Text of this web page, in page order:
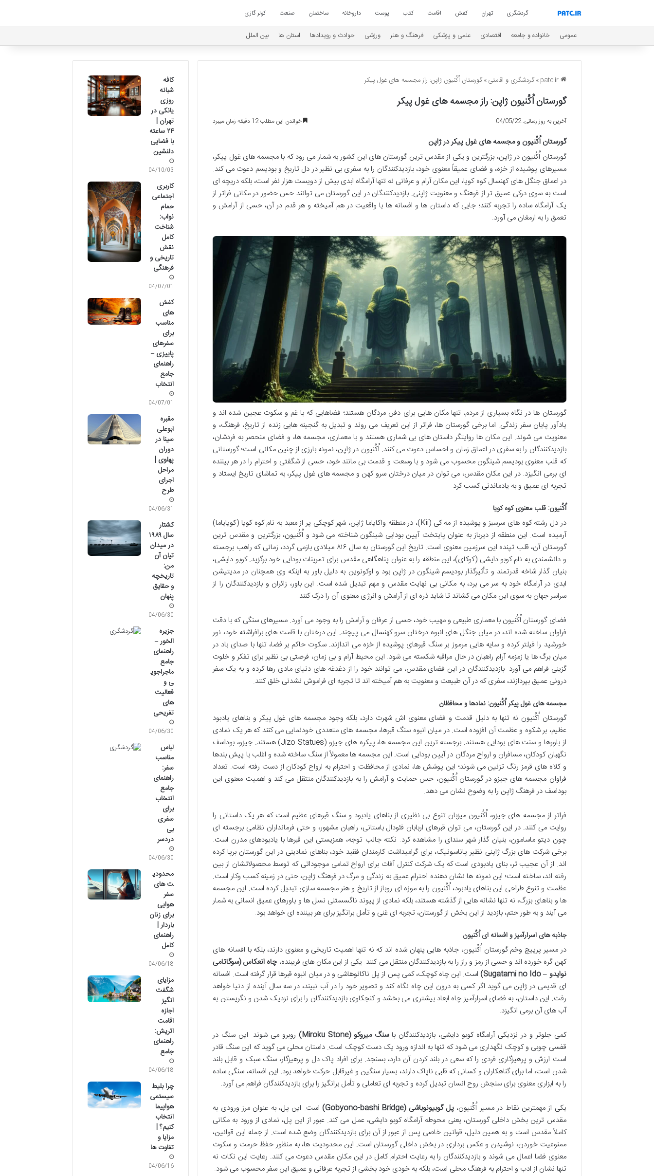
گردشگری تهران کفش اقامت کتاب پوست داروخانه ساختمان صنعت کولر گازی
عمومی خانواده و جامعه اقتصادی علمی و پزشکی فرهنگ و هنر ورزشی حوادث و رویدادها استان ها بین الملل
patc.ir
» گردشگری و اقامتی » گورستان اُکُنیون ژاپن: راز مجسمه های غول پیکر
گورستان اُکُنیون ژاپن: راز مجسمه های غول پیکر
آخرین به روز رسانی: 04/05/22 خواندن این مطلب 12 دقیقه زمان میبرد
گورستان اُکُنیون و مجسمه های غول پیکر در ژاپن
گورستان اُکُنیون در ژاپن، بزرگترین و یکی از مقدس ترین گورستان های این کشور به شمار می رود که با مجسمه های غول پیکر،
مسیرهای پوشیده از خزه، و فضای عمیقاً معنوی خود، بازدیدکنندگان را به سفری بی نظیر در دل تاریخ و بودیسم دعوت می کند.
در اعماق جنگل های کهنسال کوه کویا، این مکان آرام و عرفانی نه تنها آرامگاه ابدی بیش از دویست هزار نفر است، بلکه دریچه ای
است به سوی درکی عمیق تر از فرهنگ و معنویت ژاپنی. بازدیدکنندگان در این گورستان می توانند حس حضور در مکانی فراتر از
یک آرامگاه ساده را تجربه کنند؛ جایی که داستان ها و افسانه ها با واقعیت در هم آمیخته و هر قدم در آن، حسی از آرامش و
تعمق را به ارمغان می آورد.
گورستان ها در نگاه بسیاری از مردم، تنها مکان هایی برای دفن مردگان هستند؛ فضاهایی که با غم و سکوت عجین شده اند و
یادآور پایان سفر زندگی. اما برخی گورستان ها، فراتر از این تعریف می روند و تبدیل به گنجینه هایی زنده از تاریخ، فرهنگ، و
معنویت می شوند. این مکان ها روایتگر داستان های بی شماری هستند و با معماری، مجسمه ها، و فضای منحصر به فردشان،
بازدیدکنندگان را به سفری در اعماق زمان و احساس دعوت می کنند. اُکُنیون در ژاپن، نمونه بارزی از چنین مکانی است؛ گورستانی
که قلب معنوی بودیسم شینگون محسوب می شود و با وسعت و قدمت بی مانند خود، حسی از شگفتی و احترام را در هر بیننده
ای برمی انگیزد. در این مکان مقدس، می توان در میان درختان سرو کهن و مجسمه های غول پیکر، به تماشای تاریخ ایستاد و
تجربه ای عمیق و به یادماندنی کسب کرد.
اُکُنیون: قلب معنوی کوه کویا
در دل رشته کوه های سرسبز و پوشیده از مه کی (Kii)، در منطقه واکایاما ژاپن، شهر کوچکی پر از معبد به نام کوه کویا (کویایاما)
آرمیده است. این منطقه از دیرباز به عنوان پایتخت آیین بودایی شینگون شناخته می شود و اُکُنیون، بزرگترین و مقدس ترین
گورستان آن، قلب تپنده این سرزمین معنوی است. تاریخ این گورستان به سال ۸۱۶ میلادی بازمی گردد، زمانی که راهب برجسته
و دانشمندی به نام کوبو دایشی (کوکای)، این منطقه را به عنوان پناهگاهی مقدس برای تمرینات بودایی خود برگزید. کوبو دایشی،
بنیان گذار شاخه قدرتمند و تأثیرگذار بودیسم شینگون در ژاپن بود و اوکونوین به دلیل باور به اینکه وی همچنان در مدیتیشن
ابدی در آرامگاه خود به سر می برد، به مکانی بی نهایت مقدس و مهم تبدیل شده است. این باور، زائران و بازدیدکنندگان را از
سراسر جهان به سوی این مکان می کشاند تا شاید ذره ای از آرامش و انرژی معنوی آن را درک کنند.
فضای گورستان اُکُنیون با معماری طبیعی و مهیب خود، حسی از عرفان و آرامش را به وجود می آورد. مسیرهای سنگی که با دقت
فراوان ساخته شده اند، در میان جنگل های انبوه درختان سرو کهنسال می پیچند. این درختان با قامت های برافراشته خود، نور
خورشید را فیلتر کرده و سایه هایی مرموز بر سنگ قبرهای پوشیده از خزه می اندازند. سکوت حاکم بر فضا، تنها با صدای باد در
میان برگ ها یا زمزمه آرام راهبان در حال مراقبه شکسته می شود. این محیط آرام و بی زمان، فرصتی بی نظیر برای تفکر و خلوت
گزینی فراهم می آورد. بازدیدکنندگان در این فضای مقدس، می توانند خود را از دغدغه های دنیای مادی رها کرده و به یک سفر
درونی عمیق بپردازند، سفری که در آن طبیعت و معنویت به هم آمیخته اند تا تجربه ای فراموش نشدنی خلق کنند.
مجسمه های غول پیکر اُکُنیون: نمادها و محافظان
گورستان اُکُنیون نه تنها به دلیل قدمت و فضای معنوی اش شهرت دارد، بلکه وجود مجسمه های غول پیکر و بناهای یادبود
عظیم، بر شکوه و عظمت آن افزوده است. در میان انبوه سنگ قبرها، مجسمه های متعددی خودنمایی می کنند که هر یک نمادی
از باورها و سنت های بودایی هستند. برجسته ترین این مجسمه ها، پیکره های جیزو (Jizo Statues) هستند. جیزو، بوداسف
نگهبان کودکان، مسافران و ارواح مردگان در آیین بودایی است. این مجسمه ها معمولاً از سنگ ساخته شده و اغلب با پیش بندها
و کلاه های قرمز رنگ تزئین می شوند؛ این پوشش ها، نمادی از محافظت و احترام به ارواح کودکان از دست رفته است. تعداد
فراوان مجسمه های جیزو در گورستان اُکُنیون، حس حمایت و آرامش را به بازدیدکنندگان منتقل می کند و اهمیت معنوی این
بوداسف در فرهنگ ژاپن را به وضوح نشان می دهد.
فراتر از مجسمه های جیزو، اُکُنیون میزبان تنوع بی نظیری از بناهای یادبود و سنگ قبرهای عظیم است که هر یک داستانی را
روایت می کنند. در این گورستان، می توان قبرهای اربابان فئودال باستانی، راهبان مشهور، و حتی فرمانداران نظامی برجسته ای
چون دیتو ماسامون، بنیان گذار شهر سندای را مشاهده کرد. نکته جالب توجه، همزیستی این قبرها با یادبودهای مدرن است.
برخی شرکت های بزرگ ژاپنی نظیر پاناسونیک، برای گرامیداشت کارمندان فقید خود، بناهای نمادینی در این گورستان برپا کرده
اند. از آن عجیب تر، بنای یادبودی است که یک شرکت کنترل آفات برای ارواح تمامی موجوداتی که توسط محصولاتشان از بین
رفته اند، ساخته است؛ این نمونه ها نشان دهنده احترام عمیق به زندگی و مرگ در فرهنگ ژاپن، حتی در زمینه کسب وکار است.
عظمت و تنوع طراحی این بناهای یادبود، اُکُنیون را به موزه ای روباز از تاریخ و هنر مجسمه سازی تبدیل کرده است. این مجسمه
ها و بناهای بزرگ، نه تنها نشانه هایی از گذشته هستند، بلکه نمادی از پیوند ناگسستنی نسل ها و باورهای عمیق انسانی به شمار
می آیند و به طور حتم، بازدید از این بخش از گورستان، تجربه ای غنی و تأمل برانگیز برای هر بیننده ای خواهد بود.
جاذبه های اسرارآمیز و افسانه ای اُکُنیون
در مسیر پرپیچ وخم گورستان اُکُنیون، جاذبه هایی پنهان شده اند که نه تنها اهمیت تاریخی و معنوی دارند، بلکه با افسانه های
کهن گره خورده اند و حسی از رمز و راز را به بازدیدکنندگان منتقل می کنند. یکی از این مکان های فریبنده،چاه انعکاس (سوگاتامی
نوایدو – Sugatami no Ido)
است. این چاه کوچک، کمی پس از پل ناکانوهاشی و در میان انبوه قبرها قرار گرفته است. افسانه
ای قدیمی در ژاپن می گوید اگر کسی به درون این چاه نگاه کند و تصویر خود را در آب نبیند، در سه سال آینده از دنیا خواهد
رفت. این داستان، به فضای اسرارآمیز چاه ابعاد بیشتری می بخشد و کنجکاوی بازدیدکنندگان را برای نزدیک شدن و نگریستن به
آب های آن برمی انگیزد.
کمی جلوتر و در نزدیکی آرامگاه کوبو دایشی، بازدیدکنندگان باسنگ میروکو (Miroku Stone)
روبرو می شوند. این سنگ در
قفسی چوبی و کوچک نگهداری می شود که تنها به اندازه ورود یک دست کوچک است. داستان محلی می گوید که این سنگ قادر
است ارزش و پرهیزگاری فردی را که سعی در بلند کردن آن دارد، بسنجد. برای افراد پاک دل و پرهیزگار، سنگ سبک و قابل بلند
شدن است، اما برای گناهکاران و کسانی که قلبی ناپاک دارند، بسیار سنگین و غیرقابل حرکت خواهد بود. این افسانه، سنگی ساده
را به ابزاری معنوی برای سنجش روح انسان تبدیل کرده و تجربه ای تعاملی و تأمل برانگیز را برای بازدیدکنندگان فراهم می آورد.
یکی از مهمترین نقاط در مسیر اُکُنیون، پل گوبیونوباشی (Gobyono-bashi Bridge)
است. این پل، به عنوان مرز ورودی به
مقدس ترین بخش داخلی گورستان، یعنی محوطه آرامگاه کوبو دایشی، عمل می کند. عبور از این پل، نمادی از ورود به مکانی
کاملاً مقدس است و به همین دلیل، قوانین خاصی پس از عبور از آن برای بازدیدکنندگان وضع شده است. از جمله این قوانین،
ممنوعیت خوردن، نوشیدن و عکس برداری در بخش داخلی گورستان است. این محدودیت ها، به منظور حفظ حرمت و سکوت
معنوی فضا اعمال می شوند و بازدیدکنندگان را به رعایت احترام کامل در این مکان مقدس دعوت می کنند. رعایت این نکات نه
تنها نشان از ادب و احترام به فرهنگ محلی است، بلکه به خودی خود بخشی از تجربه عرفانی و عمیق این سفر محسوب می شود.
کافه
شبانه
روزی
یانکی در
تهران |
۲۴ ساعته
با فضایی
دلنشین
04/10/03
کاربری
اجتماعی
حمام
نواب:
شناخت
کامل
نقش
تاریخی و
فرهنگی
04/07/01
کفش
های
مناسب
برای
سفرهای
پاییزی –
راهنمای
جامع
انتخاب
04/07/01
مقبره
ابوعلی
سینا در
دوران
پهلوی |
مراحل
اجرای
طرح
04/06/31
کشتار
سال ۱۹۸۹
در میدان
تیان آن
من:
تاریخچه
و حقایق
پنهان
04/06/30
جزیره
الخور –
راهنمای
جامع
ماجراجوی
ی و
فعالیت
های
تفریحی
04/06/30
لباس
مناسب
سفر:
راهنمای
جامع
انتخاب
برای
سفری
بی
دردسر
04/06/30
محدودی
ت های
سفر
هوایی
برای زنان
باردار |
راهنمای
کامل
04/06/18
مزایای
شگفت
انگیز
اجازه
اقامت
اتریش:
راهنمای
جامع
04/06/18
چرا بلیط
سیستمی
هواپیما
انتخاب
کنیم؟ |
مزایا و
تفاوت ها
04/06/16